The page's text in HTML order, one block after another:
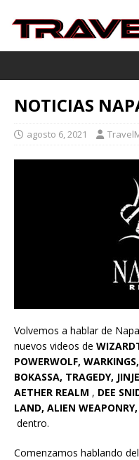
NOTICIAS
agosto 6, 2021
Volvemos a hablar de
nuevos videos de
POWERWOLF,
BOKASSA, TRAGEDY,
AETHER REALM , DEE
LAND, ALIEN
dentro.
Comenzamos hablando